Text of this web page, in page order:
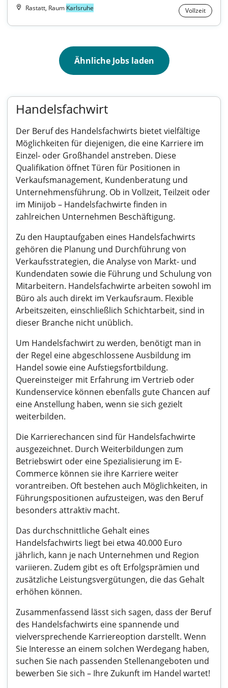
Rastatt, Raum Karlsruhe Vollzeit
Ähnliche Jobs laden
Handelsfachwirt
Der Beruf des Handelsfachwirts bietet vielfältige
Möglichkeiten für diejenigen, die eine Karriere im
Einzel- oder Großhandel anstreben. Diese
Qualifikation öffnet Türen für Positionen in
Verkaufsmanagement, Kundenberatung und
Unternehmensführung. Ob in Vollzeit, Teilzeit oder
im Minijob – Handelsfachwirte finden in
zahlreichen Unternehmen Beschäftigung.
Zu den Hauptaufgaben eines Handelsfachwirts
gehören die Planung und Durchführung von
Verkaufsstrategien, die Analyse von Markt- und
Kundendaten sowie die Führung und Schulung von
Mitarbeitern. Handelsfachwirte arbeiten sowohl im
Büro als auch direkt im Verkaufsraum. Flexible
Arbeitszeiten, einschließlich Schichtarbeit, sind in
dieser Branche nicht unüblich.
Um Handelsfachwirt zu werden, benötigt man in
der Regel eine abgeschlossene Ausbildung im
Handel sowie eine Aufstiegsfortbildung.
Quereinsteiger mit Erfahrung im Vertrieb oder
Kundenservice können ebenfalls gute Chancen auf
eine Anstellung haben, wenn sie sich gezielt
weiterbilden.
Die Karrierechancen sind für Handelsfachwirte
ausgezeichnet. Durch Weiterbildungen zum
Betriebswirt oder eine Spezialisierung im E-
Commerce können sie ihre Karriere weiter
vorantreiben. Oft bestehen auch Möglichkeiten, in
Führungspositionen aufzusteigen, was den Beruf
besonders attraktiv macht.
Das durchschnittliche Gehalt eines
Handelsfachwirts liegt bei etwa 40.000 Euro
jährlich, kann je nach Unternehmen und Region
variieren. Zudem gibt es oft Erfolgsprämien und
zusätzliche Leistungsvergütungen, die das Gehalt
erhöhen können.
Zusammenfassend lässt sich sagen, dass der Beruf
des Handelsfachwirts eine spannende und
vielversprechende Karriereoption darstellt. Wenn
Sie Interesse an einem solchen Werdegang haben,
suchen Sie nach passenden Stellenangeboten und
bewerben Sie sich – Ihre Zukunft im Handel wartet!